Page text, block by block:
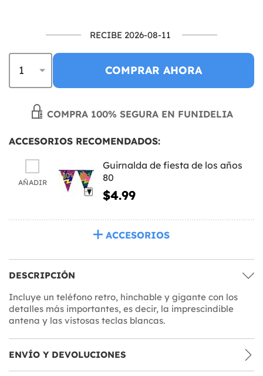
RECIBE 2026-08-11
COMPRAR AHORA
COMPRA 100% SEGURA EN FUNIDELIA
ACCESORIOS RECOMENDADOS:
AÑADIR
Guirnalda de fiesta de los años
80
$4.99
ACCESORIOS
DESCRIPCIÓN
Incluye un teléfono retro, hinchable y gigante con los
detalles más importantes, es decir, la imprescindible
antena y las vistosas teclas blancas.
ENVÍO Y DEVOLUCIONES